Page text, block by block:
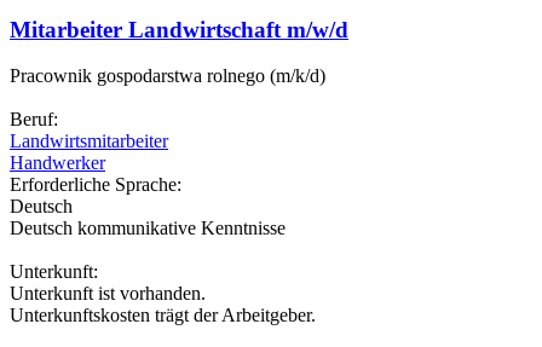
Mitarbeiter Landwirtschaft m/w/d
Pracownik gospodarstwa rolnego (m/k/d)
Beruf:
Landwirtsmitarbeiter
Handwerker
Erforderliche Sprache:
Deutsch
Deutsch kommunikative Kenntnisse
Unterkunft:
Unterkunft ist vorhanden.
Unterkunftskosten trägt der Arbeitgeber.